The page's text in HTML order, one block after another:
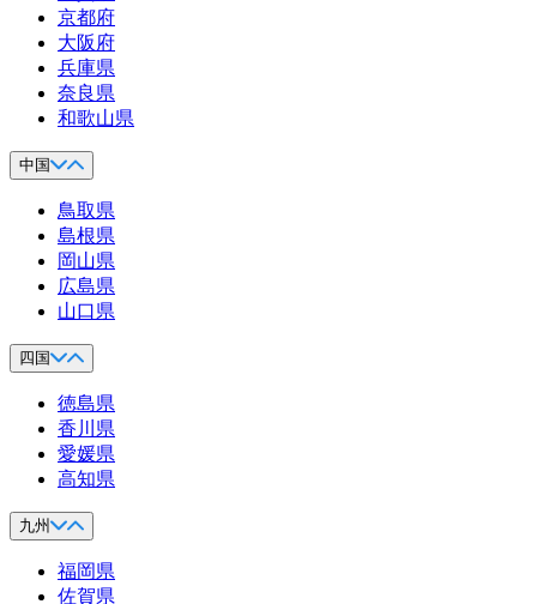
京都府
大阪府
兵庫県
奈良県
和歌山県
中国
鳥取県
島根県
岡山県
広島県
山口県
四国
徳島県
香川県
愛媛県
高知県
九州
福岡県
佐賀県